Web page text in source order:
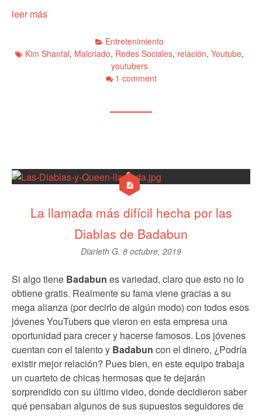
leer más
Entretenimiento
Kim Shantal, Malcriado, Redes Sociales, relación, Youtube,
youtubers
1 comment
La llamada más difícil hecha por las
Diablas de Badabun
Diarleth G. 8 octubre, 2019
Si algo tiene Badabun es variedad, claro que esto no lo
obtiene gratis. Realmente su fama viene gracias a su
mega alianza (por decirlo de algún modo) con todos esos
jóvenes YouTubers que vieron en esta empresa una
oportunidad para crecer y hacerse famosos. Los jóvenes
cuentan con el talento y Badabun con el dinero, ¿Podría
existir mejor relación? Pues bien, en este equipo trabaja
un cuarteto de chicas hermosas que te dejarán
sorprendido con su último video, donde decidieron saber
qué pensaban algunos de sus supuestos seguidores de